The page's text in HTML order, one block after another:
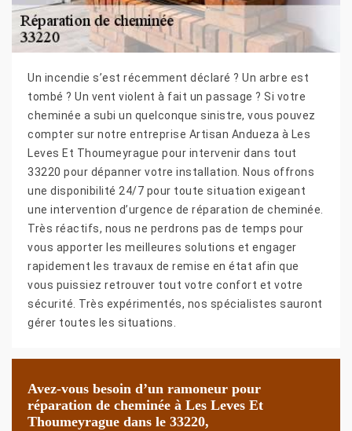
Un incendie s’est récemment déclaré ? Un arbre est
tombé ? Un vent violent à fait un passage ? Si votre
cheminée a subi un quelconque sinistre, vous pouvez
compter sur notre entreprise Artisan Andueza à Les
Leves Et Thoumeyrague pour intervenir dans tout
33220 pour dépanner votre installation. Nous offrons
une disponibilité 24/7 pour toute situation exigeant
une intervention d’urgence de réparation de cheminée.
Très réactifs, nous ne perdrons pas de temps pour
vous apporter les meilleures solutions et engager
rapidement les travaux de remise en état afin que
vous puissiez retrouver tout votre confort et votre
sécurité. Très expérimentés, nos spécialistes sauront
gérer toutes les situations.
Avez-vous besoin d’un ramoneur pour
réparation de cheminée à Les Leves Et
Thoumeyrague dans le 33220,